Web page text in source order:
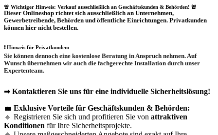
🚨 Wichtiger Hinweis: Verkauf ausschließlich an Geschäftskunden & Behörden! 🚨
Dieser Onlineshop richtet sich ausschließlich an Unternehmen,
Gewerbetreibende, Behörden und öffentliche Einrichtungen. Privatkunden
können hier nicht bestellen.
❗Hinweis für Privatkunden:
Sie können dennoch eine kostenlose Beratung in Anspruch nehmen. Auf
Wunsch übernehmen wir auch die fachgerechte Installation durch unser
Expertenteam.
➡ Kontaktieren Sie uns für eine individuelle Sicherheitslösung!
💼 Exklusive Vorteile für Geschäftskunden & Behörden:
🔹 Registrieren Sie sich und profitieren Sie von attraktiven
Konditionen für Ihre Sicherheitsprojekte.